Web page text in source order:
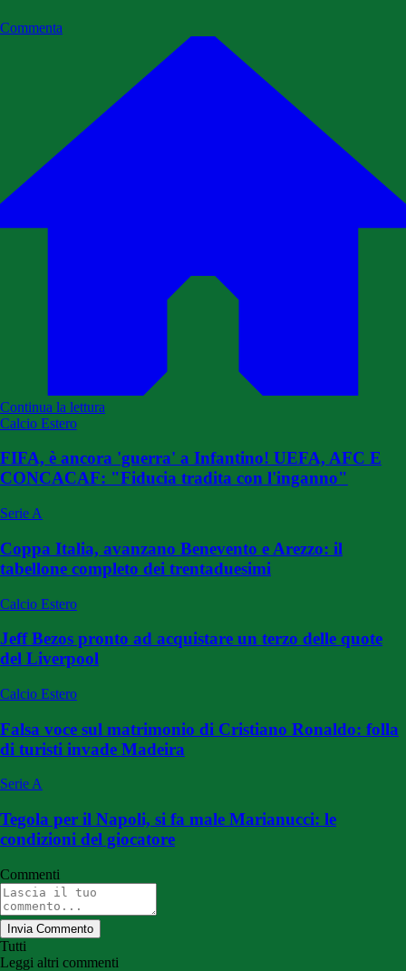
Commenta
Continua la lettura
Calcio Estero
FIFA, è ancora 'guerra' a Infantino! UEFA, AFC E
CONCACAF: "Fiducia tradita con l'inganno"
Serie A
Coppa Italia, avanzano Benevento e Arezzo: il
tabellone completo dei trentaduesimi
Calcio Estero
Jeff Bezos pronto ad acquistare un terzo delle quote
del Liverpool
Calcio Estero
Falsa voce sul matrimonio di Cristiano Ronaldo: folla
di turisti invade Madeira
Serie A
Tegola per il Napoli, si fa male Marianucci: le
condizioni del giocatore
Commenti
Invia Commento
Tutti
Leggi altri commenti